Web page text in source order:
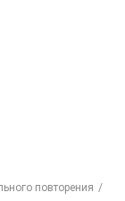
повторения